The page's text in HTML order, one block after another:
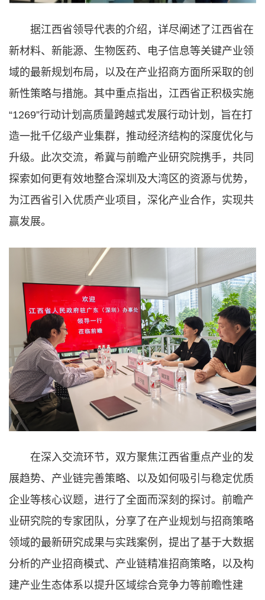
据江西省领导代表的介绍，详尽阐述了江西省在
新材料、新能源、生物医药、电子信息等关键产业领
域的最新规划布局，以及在产业招商方面所采取的创
新性策略与措施。其中重点指出，江西省正积极实施
“1269”行动计划高质量跨越式发展行动计划，旨在打
造一批千亿级产业集群，推动经济结构的深度优化与
升级。此次交流，希冀与前瞻产业研究院携手，共同
探索如何更有效地整合深圳及大湾区的资源与优势，
为江西省引入优质产业项目，深化产业合作，实现共
赢发展。
在深入交流环节，双方聚焦江西省重点产业的发
展趋势、产业链完善策略、以及如何吸引与稳定优质
企业等核心议题，进行了全面而深刻的探讨。前瞻产
业研究院的专家团队，分享了在产业规划与招商策略
领域的最新研究成果与实践案例，提出了基于大数据
分析的产业招商模式、产业链精准招商策略，以及构
建产业生态体系以提升区域综合竞争力等前瞻性建